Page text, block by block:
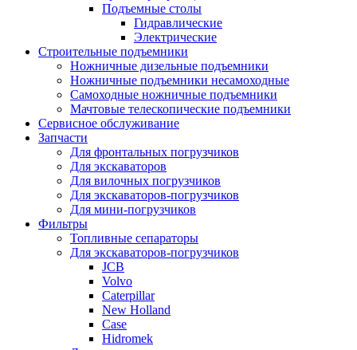
Подъемные столы
Гидравлические
Электрические
Строительные подъемники
Ножничные дизельные подъемники
Ножничные подъемники несамоходные
Самоходные ножничные подъемники
Мачтовые телескопические подъемники
Сервисное обслуживание
Запчасти
Для фронтальных погрузчиков
Для экскаваторов
Для вилочных погрузчиков
Для экскаваторов-погрузчиков
Для мини-погрузчиков
Фильтры
Топливные сепараторы
Для экскаваторов-погрузчиков
JCB
Volvo
Caterpillar
New Holland
Case
Hidromek